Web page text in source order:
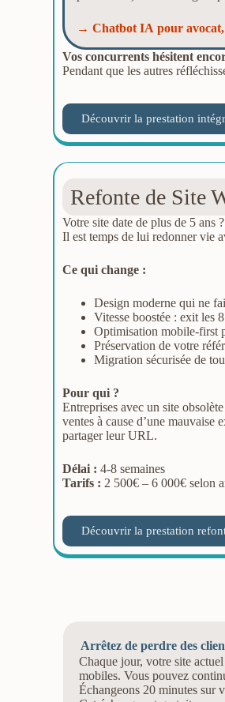
→Chatbot IA pour
Vos concurrents hésitent
Pendant que les autres
Découvrir la prestation
Refonte de Site
Votre site date de plus de 5 ans ?
Il est temps de lui redonner vie
Ce qui change :
Design moderne qui ne
Vitesse boostée : exit les
Optimisation mobile-first
Préservation de votre
Migration sécurisée de
Pour qui ?
Entreprises avec un site
ventes à cause d’une mauvaise
partager leur URL.
Délai : 4-8 semaines
Tarifs : 2 500€ – 6 000€ selon
Découvrir la prestation
Arrêtez de perdre des
Chaque jour, votre site
mobiles. Vous pouvez
Échangeons 20 minutes sur